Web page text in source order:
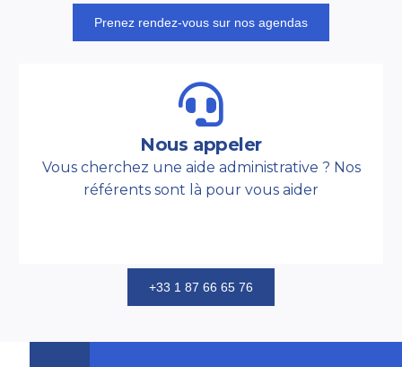
Prenez rendez-vous sur nos agendas
Nous appeler
Vous cherchez une aide administrative ? Nos
référents sont là pour vous aider
+33 1 87 66 65 76